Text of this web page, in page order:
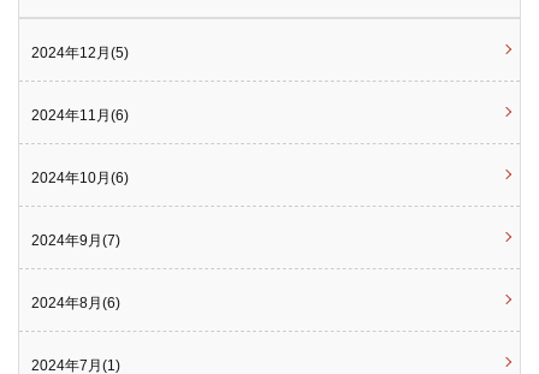
2024年12月(5)
2024年11月(6)
2024年10月(6)
2024年9月(7)
2024年8月(6)
2024年7月(1)